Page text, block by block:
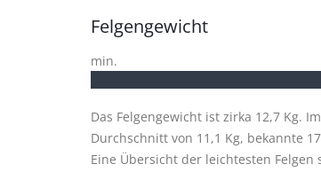
Felgengewicht
min.
Das Felgengewicht ist zirka 12,7 Kg.
Durchschnitt von 11,1 Kg, bekannte
Eine Übersicht der leichtesten